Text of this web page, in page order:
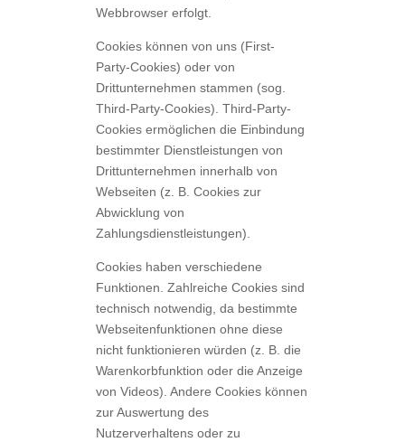
Webbrowser erfolgt.
Cookies können von uns (First-
Party-Cookies) oder von
Drittunternehmen stammen (sog.
Third-Party-Cookies). Third-Party-
Cookies ermöglichen die Einbindung
bestimmter Dienstleistungen von
Drittunternehmen innerhalb von
Webseiten (z. B. Cookies zur
Abwicklung von
Zahlungsdienstleistungen).
Cookies haben verschiedene
Funktionen. Zahlreiche Cookies sind
technisch notwendig, da bestimmte
Webseitenfunktionen ohne diese
nicht funktionieren würden (z. B. die
Warenkorbfunktion oder die Anzeige
von Videos). Andere Cookies können
zur Auswertung des
Nutzerverhaltens oder zu